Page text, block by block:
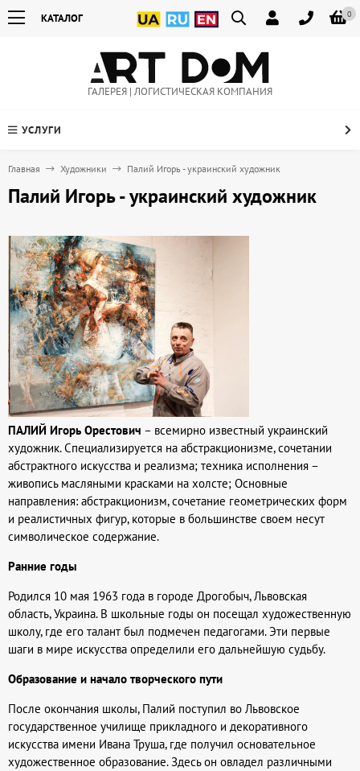
0
КАТАЛОГ
ГАЛЕРЕЯ | ЛОГИСТИЧЕСКАЯ КОМПАНИЯ
УСЛУГИ
Главная Художники Палий Игорь - украинский художник
Палий Игорь - украинский художник
ПАЛИЙ Игорь Орестович – всемирно известный украинский
художник. Специализируется на абстракционизме, сочетании
абстрактного искусства и реализма; техника исполнения –
живопись масляными красками на холсте; Основные
направления: абстракционизм, сочетание геометрических форм
и реалистичных фигур, которые в большинстве своем несут
символическое содержание.
Ранние годы
Родился 10 мая 1963 года в городе Дрогобыч, Львовская
область, Украина. В школьные годы он посещал художественную
школу, где его талант был подмечен педагогами. Эти первые
шаги в мире искусства определили его дальнейшую судьбу.
Образование и начало творческого пути
После окончания школы, Палий поступил во Львовское
государственное училище прикладного и декоративного
искусства имени Ивана Труша, где получил основательное
художественное образование. Здесь он овладел различными